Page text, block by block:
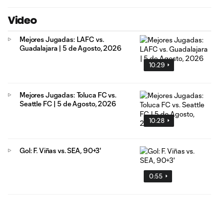
Video
10:29
Mejores Jugadas: LAFC vs.
Guadalajara | 5 de Agosto, 2026
10:28
Mejores Jugadas: Toluca FC vs.
Seattle FC | 5 de Agosto, 2026
0:55
Gol: F. Viñas vs. SEA, 90+3'